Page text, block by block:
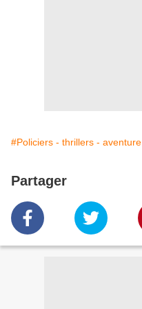
#Policiers - thrillers - aventure
Partager